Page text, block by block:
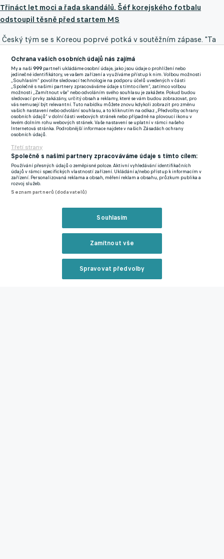
Třináct let moci a řada skandálů. Šéf korejského fotbalu
odstoupil těsně před startem MS
Český tým se s Koreou poprvé potká v soutěžním zápase. "Ta
Bude samozřejmě hodně záležet na taktických věcech, jak si
vzájemně ty přednosti odebereme," mínil Koubek.
Hlavní korejskou hvězdou je ofenzivní univerzál Son Hung-min.
"Je velkým pojmem světového fotbalu, dokázal toho strašně
moc. Víme, že je legendou v Koreji, klobouk dolů před ním.
Obecně Korea disponuje především kvalitou v ofenzivních
pozicích, tam hrozí největší nebezpečí pro nás," prohlásil
Koubek.
Představení Sona
Video se nepodařilo načíst.
Ochrana vašich osobních údajů nás zajímá
My a naši999 partneři ukládáme osobní údaje, jako jsou údaje o prohlížení nebo
jedinečné identifikátory, ve vašem zařízení a využíváme přístup k nim. Volbou možnosti
„Souhlasím“ povolíte sledovací technologie na podporu účelů uvedených v části
„Společně s našimi partnery zpracováváme údaje s tímto cílem“, zatímco volbou
možnosti „Zamítnout vše“ nebo odvoláním svého souhlasu je zakážete. Pokud budou
sledovací prvky zakázány, určitý obsah a reklamy, které se vám budou zobrazovat, pro
vás nemusejí být relevantní. Tuto nabídku můžete znovu kdykoli zobrazit pro změnu
vašich nastavení nebo odvolání souhlasu, a to kliknutím na odkaz „Předvolby ochrany
osobních údajů“ v dolní části webových stránek nebo případně na plovoucí ikonu v
levém dolním rohu webových stránek. Vaše nastavení se uplatní v rámci našeho
Internetová stránka. Podrobnější informace najdete v našich Zásadách ochrany
osobních údajů.
Třetí strany
Společně s našimi partnery zpracováváme údaje s tímto cílem:
Používání přesných údajů o zeměpisné poloze. Aktivní vyhledávání identifikačních
údajů v rámci specifických vlastností zařízení. Ukládání a/nebo přístup k informacím v
zařízení. Personalizovaná reklama a obsah, měření reklam a obsahu, průzkum publika a
rozvoj služeb.
Seznam partnerů (dodavatelů)
Souhlasím
Zamítnout vše
Spravovat předvolby